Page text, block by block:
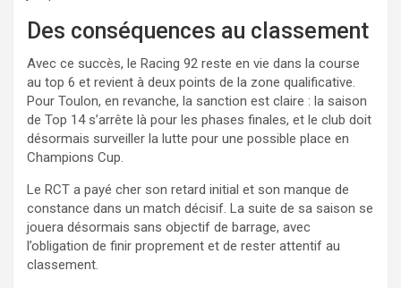
Des conséquences au classement
Avec ce succès, le Racing 92 reste en vie dans la course
au top 6 et revient à deux points de la zone qualificative.
Pour Toulon, en revanche, la sanction est claire : la saison
de Top 14 s’arrête là pour les phases finales, et le club doit
désormais surveiller la lutte pour une possible place en
Champions Cup.
Le RCT a payé cher son retard initial et son manque de
constance dans un match décisif. La suite de sa saison se
jouera désormais sans objectif de barrage, avec
l’obligation de finir proprement et de rester attentif au
classement.